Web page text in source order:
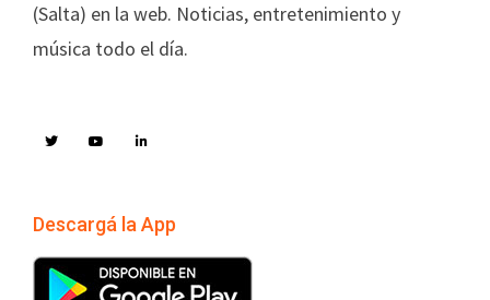
(Salta) en la web. Noticias, entretenimiento y
música todo el día.
Descargá la App